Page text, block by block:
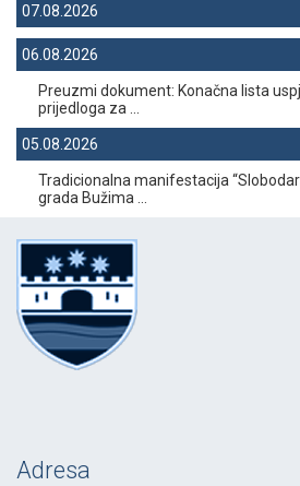
07.08.2026
06.08.2026
Preuzmi dokument: Konačna lista
prijedloga za ...
05.08.2026
Tradicionalna manifestacija
grada Bužima ...
Adresa